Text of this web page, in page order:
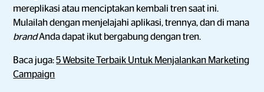
mereplikasi atau menciptakan kembali tren saat ini.
Mulailah dengan menjelajahi aplikasi, trennya, dan di mana
brandAnda dapat ikut bergabung dengan tren.
Baca juga:5 Website Terbaik Untuk Menjalankan Marketing
Campaign